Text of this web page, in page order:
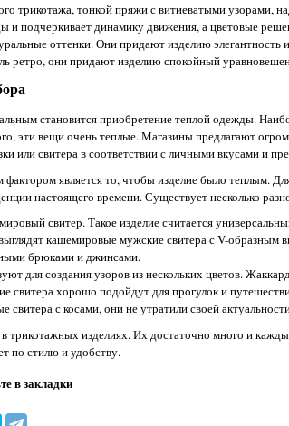
трикотажа, тонкой пряжи с витиеватыми узорами,
и подчеркивает динамику движения, а цветовые
оттенки. Они придают изделию
ретро, они придают изделию спокойный
становится приобретение теплой одежды.
эти вещи очень теплые. Магазины предлагают
или свитера в соответствии с личными вкусами и
является то, чтобы изделие было теплым.
настоящего времени. Существует несколько
свитер. Такое изделие считается
кашемировые мужские свитера с V-
брюками и джинсами.
для создания узоров из нескольких цветов.
свитера хорошо подойдут для прогулок и
свитера с косами, они не утратили своей
трикотажных изделиях. Их достаточно много и
по стилю и удобству.
в закладки